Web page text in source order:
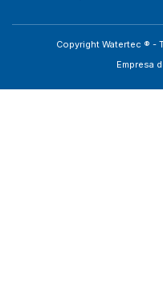
Copyright Watertec ® -
Empresa